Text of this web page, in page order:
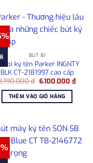
BÚT BI
bi ký tên Parker INGNTY
BLK CT-2181997 cao cấp
₫ Giá
là:
8.190.000 ₫.
6.100.000 ₫Giá
THÊM VÀO GIỎ HÀNG